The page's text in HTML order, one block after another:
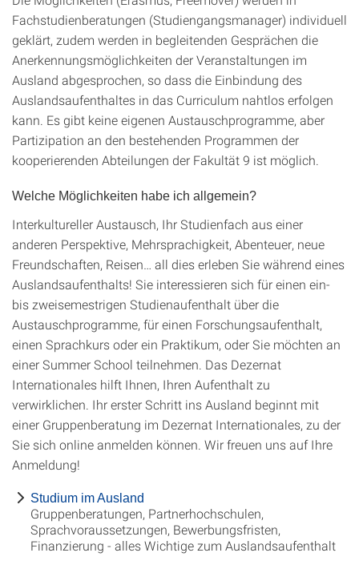
Fachstudienberatungen (Studiengangsmanager) individuell
geklärt, zudem werden in begleitenden Gesprächen die
Anerkennungsmöglichkeiten der Veranstaltungen im
Ausland abgesprochen, so dass die Einbindung des
Auslandsaufenthaltes in das Curriculum nahtlos erfolgen
kann. Es gibt keine eigenen Austauschprogramme, aber
Partizipation an den bestehenden Programmen der
kooperierenden Abteilungen der Fakultät 9 ist möglich.
Welche Möglichkeiten habe ich allgemein?
Interkultureller Austausch, Ihr Studienfach aus einer
anderen Perspektive, Mehrsprachigkeit, Abenteuer, neue
Freundschaften, Reisen… all dies erleben Sie während eines
Auslandsaufenthalts! Sie interessieren sich für einen ein-
bis zweisemestrigen Studienaufenthalt über die
Austauschprogramme, für einen Forschungsaufenthalt,
einen Sprachkurs oder ein Praktikum, oder Sie möchten an
einer Summer School teilnehmen. Das Dezernat
Internationales hilft Ihnen, Ihren Aufenthalt zu
verwirklichen. Ihr erster Schritt ins Ausland beginnt mit
einer Gruppenberatung im Dezernat Internationales, zu der
Sie sich online anmelden können. Wir freuen uns auf Ihre
Anmeldung!
Studium im Ausland
Gruppenberatungen, Partnerhochschulen,
Sprachvoraussetzungen, Bewerbungsfristen,
Finanzierung - alles Wichtige zum Auslandsaufenthalt